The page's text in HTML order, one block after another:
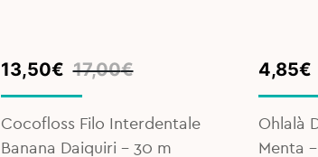
17,00€
Original
price
17,00€.
13,50€
Current
price
13,50€.
Cocofloss Filo Interdentale
Banana Daiquiri - 30 m
price
was:
6,25€.
4,85€
price
is:
4,85€.
Ohlalà
Menta -